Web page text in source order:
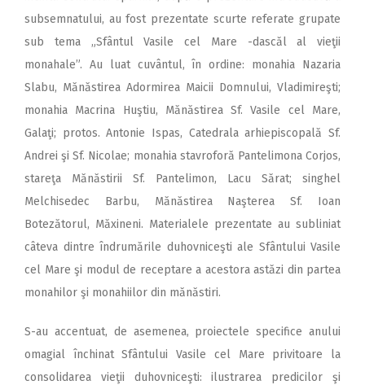
subsemnatului, au fost prezentate scurte referate grupate
sub tema „Sfântul Vasile cel Mare -dascăl al vieţii
monahale”. Au luat cuvântul, în ordine: monahia Nazaria
Slabu, Mănăstirea Adormirea Maicii Domnului, Vladimireşti;
monahia Macrina Huştiu, Mănăstirea Sf. Vasile cel Mare,
Galaţi; protos. Antonie Ispas, Catedrala arhiepiscopală Sf.
Andrei şi Sf. Nicolae; monahia stavroforă Pantelimona Corjos,
stareţa Mănăstirii Sf. Pantelimon, Lacu Sărat; singhel
Melchisedec Barbu, Mănăstirea Naşterea Sf. Ioan
Botezătorul, Măxineni. Materialele prezentate au subliniat
câteva dintre îndrumările duhovniceşti ale Sfântului Vasile
cel Mare şi modul de receptare a acestora astăzi din partea
monahilor şi monahiilor din mănăstiri.
S-au accentuat, de asemenea, proiectele specifice anului
omagial închinat Sfântului Vasile cel Mare privitoare la
consolidarea vieţii duhovniceşti: ilustrarea predicilor şi